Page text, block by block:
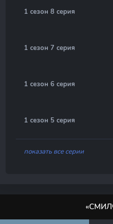
1 сезон 8 серия
1 сезон 7 серия
1 сезон 6 серия
1 сезон 5 серия
показать все серии